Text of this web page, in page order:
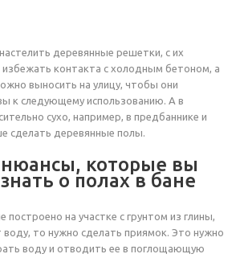
деревянные решетки, с их
контакта с холодным бетоном, а
выносить на улицу, чтобы они
к следующему использованию. А в
сухо, например, в предбаннике и
сделать деревянные полы.
которые вы
о полах в бане
построено на участке с грунтом из глины,
то нужно сделать приямок. Это нужно
воду и отводить ее в поглощающую